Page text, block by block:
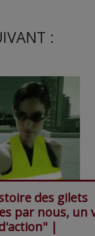
:
des gilets
par nous, un
|